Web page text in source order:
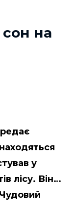
сон на
у
лісу. Він…